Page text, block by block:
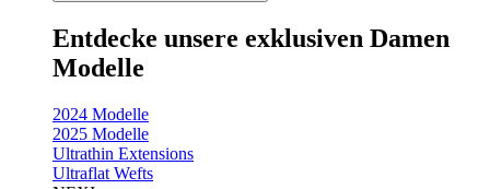
Entdecke unsere exklusiven Damen
Modelle
2024 Modelle
2025 Modelle
Ultrathin Extensions
Ultraflat Wefts